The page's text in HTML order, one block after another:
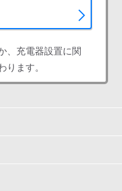
、充電器設置に関
ります。